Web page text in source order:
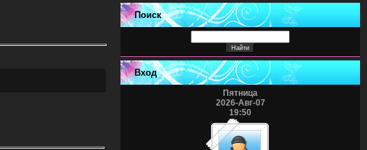
Поиск
Вход
Пятница
2026-Авг-07
19:50